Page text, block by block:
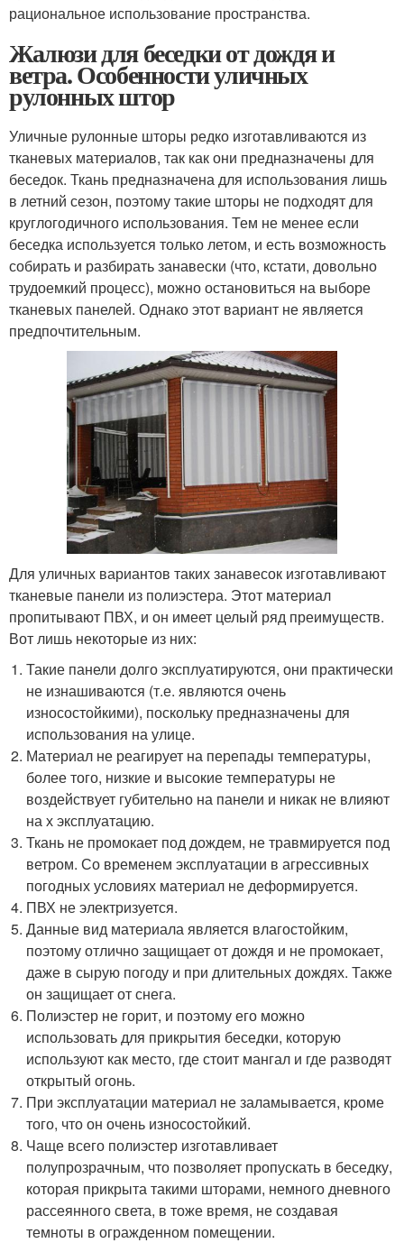
рациональное использование пространства.
Жалюзи для беседки от дождя и
ветра. Особенности уличных
рулонных штор
Уличные рулонные шторы редко изготавливаются из
тканевых материалов, так как они предназначены для
беседок. Ткань предназначена для использования лишь
в летний сезон, поэтому такие шторы не подходят для
круглогодичного использования. Тем не менее если
беседка используется только летом, и есть возможность
собирать и разбирать занавески (что, кстати, довольно
трудоемкий процесс), можно остановиться на выборе
тканевых панелей. Однако этот вариант не является
предпочтительным.
Для уличных вариантов таких занавесок изготавливают
тканевые панели из полиэстера. Этот материал
пропитывают ПВХ, и он имеет целый ряд преимуществ.
Вот лишь некоторые из них:
Такие панели долго эксплуатируются, они практически
не изнашиваются (т.е. являются очень
износостойкими), поскольку предназначены для
использования на улице.
Материал не реагирует на перепады температуры,
более того, низкие и высокие температуры не
воздействует губительно на панели и никак не влияют
на х эксплуатацию.
Ткань не промокает под дождем, не травмируется под
ветром. Со временем эксплуатации в агрессивных
погодных условиях материал не деформируется.
ПВХ не электризуется.
Данные вид материала является влагостойким,
поэтому отлично защищает от дождя и не промокает,
даже в сырую погоду и при длительных дождях. Также
он защищает от снега.
Полиэстер не горит, и поэтому его можно
использовать для прикрытия беседки, которую
используют как место, где стоит мангал и где разводят
открытый огонь.
При эксплуатации материал не заламывается, кроме
того, что он очень износостойкий.
Чаще всего полиэстер изготавливает
полупрозрачным, что позволяет пропускать в беседку,
которая прикрыта такими шторами, немного дневного
рассеянного света, в тоже время, не создавая
темноты в огражденном помещении.